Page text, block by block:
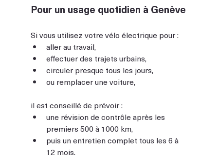
Pour un usage quotidien à Genève
Si vous utilisez votre vélo électrique pour :
aller au travail,
effectuer des trajets urbains,
circuler presque tous les jours,
ou remplacer une voiture,
il est conseillé de prévoir :
une révision de contrôle après les
premiers 500 à 1000 km,
puis un entretien complet tous les 6 à
12 mois.